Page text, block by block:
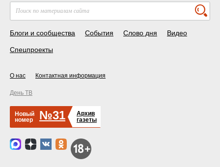
Блоги и сообщества События Слово дня Видео
Спецпроекты
О нас Контактная информация
День ТВ
Новый
номер
№31
Архив
газеты